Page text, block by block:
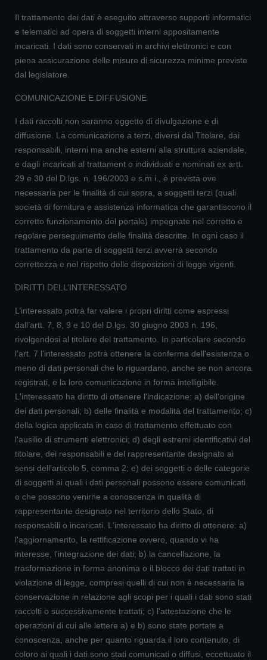
Il trattamento dei dati è eseguito attraverso supporti informatici
e telematici ad opera di soggetti interni appositamente
incaricati. I dati sono conservati in archivi elettronici e con
piena assicurazione delle misure di sicurezza minime previste
dal legislatore.
COMUNICAZIONE E DIFFUSIONE
I dati raccolti non saranno oggetto di divulgazione e di
diffusione. La comunicazione a terzi, diversi dal Titolare, dai
responsabili, interni ma anche esterni alla struttura aziendale,
e dagli incaricati al trattament o individuati e nominati ex artt.
29 e 30 del D.lgs. n. 196/2003 e s.m.i., è prevista ove
necessaria per le finalità di cui sopra, a soggetti terzi (quali
società di fornitura e assistenza informatica che garantiscono il
corretto funzionamento del portale) impegnate nel corretto e
regolare perseguimento delle finalità descritte. In ogni caso il
trattamento da parte di soggetti terzi avverrà secondo
correttezza e nel rispetto delle disposizioni di legge vigenti.
DIRITTI DELL’INTERESSATO
L’interessato potrà far valere i propri diritti come espressi
dall’artt. 7, 8, 9 e 10 del D.lgs. 30 giugno 2003 n. 196,
rivolgendosi al titolare del trattamento. In particolare secondo
l’art. 7 l’interessato potrà ottenere la conferma dell'esistenza o
meno di dati personali che lo riguardano, anche se non ancora
registrati, e la loro comunicazione in forma intelligibile.
L'interessato ha diritto di ottenere l'indicazione: a) dell'origine
dei dati personali; b) delle finalità e modalità del trattamento; c)
della logica applicata in caso di trattamento effettuato con
l'ausilio di strumenti elettronici; d) degli estremi identificativi del
titolare, dei responsabili e del rappresentante designato ai
sensi dell'articolo 5, comma 2; e) dei soggetti o delle categorie
di soggetti ai quali i dati personali possono essere comunicati
o che possono venirne a conoscenza in qualità di
rappresentante designato nel territorio dello Stato, di
responsabili o incaricati. L'interessato ha diritto di ottenere: a)
l'aggiornamento, la rettificazione ovvero, quando vi ha
interesse, l'integrazione dei dati; b) la cancellazione, la
trasformazione in forma anonima o il blocco dei dati trattati in
violazione di legge, compresi quelli di cui non è necessaria la
conservazione in relazione agli scopi per i quali i dati sono stati
raccolti o successivamente trattati; c) l'attestazione che le
operazioni di cui alle lettere a) e b) sono state portate a
conoscenza, anche per quanto riguarda il loro contenuto, di
coloro ai quali i dati sono stati comunicati o diffusi, eccettuato il